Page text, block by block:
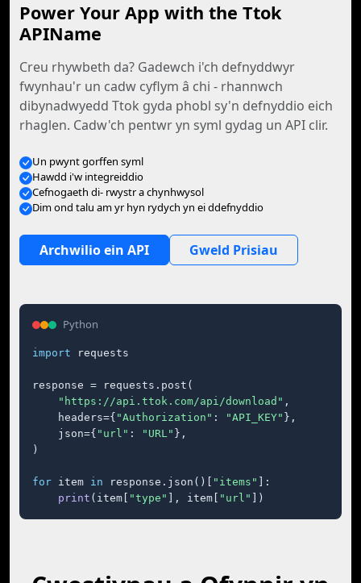
Power Your App with the Ttok
APIName
Creu rhywbeth da? Gadewch i'ch defnyddwyr
fwynhau'r un cadw cyflym â chi - rhannwch
dibynadwyedd Ttok gyda phobl sy'n defnyddio eich
rhaglen. Cadw'ch pentwr yn syml gydag un API clir.
Un pwynt gorffen syml
Hawdd i'w integreiddio
Cefnogaeth di- rwystr a chynhwysol
Dim ond talu am yr hyn rydych yn ei ddefnyddio
Archwilio ein API Gweld Prisiau
Python
import requests
response = requests.post(
"https://api.ttok.com/api/download" ,
    headers={
"Authorization" : "API_KEY" },
    json={
"url" : "URL" },
)
for item in response.json()[ "items"
]:
print (item[ "type" ], item[ "url" ])